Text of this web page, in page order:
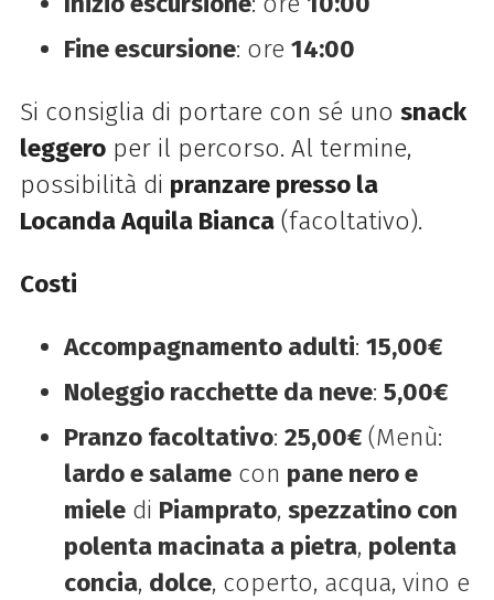
Fine escursione: ore 14:00
Si consiglia di portare con sé uno snack
leggeroper il percorso. Al termine,
possibilità di pranzare presso la
Locanda Aquila Bianca(facoltativo).
Costi
Accompagnamento adulti: 15,00€
Noleggio racchette da neve: 5,00€
Pranzo facoltativo: 25,00€(Menù:
lardo e salamecon pane nero e
mieledi Piamprato, spezzatino con
polenta macinata a pietra, polenta
concia, dolce, coperto, acqua, vino e